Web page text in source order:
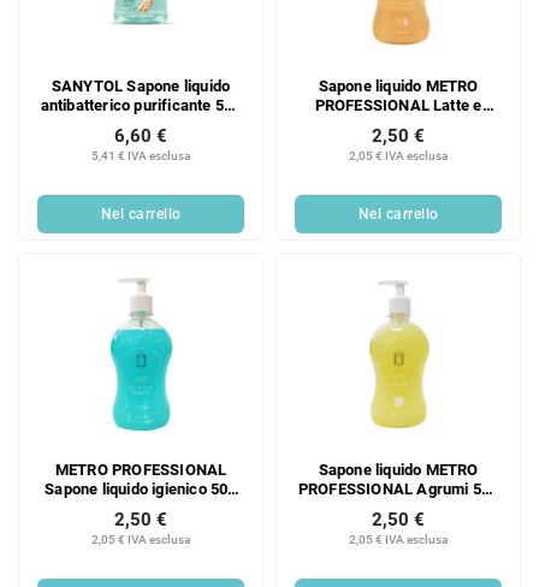
SANYTOL Sapone liquido
antibatterico purificante 500
ml
5,41 € IVA esclusa
6,60 €
Nel carrello
Sapone liquido METRO
PROFESSIONAL Latte e
Miele 500 ml
2,05 € IVA esclusa
2,50 €
Nel carrello
METRO PROFESSIONAL
Sapone liquido igienico 500
2,05 € IVA esclusa
2,50 €
Sapone liquido METRO
PROFESSIONAL Agrumi 500
2,05 € IVA esclusa
2,50 €